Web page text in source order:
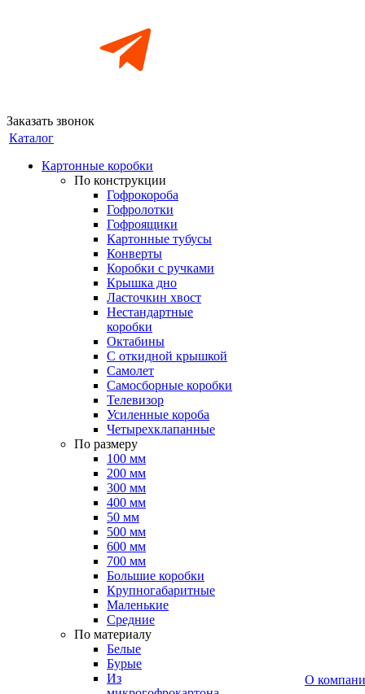
Заказать звонок
Каталог
Картонные коробки
По конструкции
Гофрокороба
Гофролотки
Гофроящики
Картонные тубусы
Конверты
Коробки с ручками
Крышка дно
Ласточкин хвост
Нестандартные
коробки
Октабины
С откидной крышкой
Самолет
Самосборные коробки
Телевизор
Усиленные короба
Четырехклапанные
По размеру
100 мм
200 мм
300 мм
400 мм
50 мм
500 мм
600 мм
700 мм
Большие коробки
Крупногабаритные
Маленькие
Средние
По материалу
Белые
Бурые
Из
О